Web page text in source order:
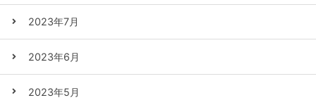
2023年7月
2023年6月
2023年5月